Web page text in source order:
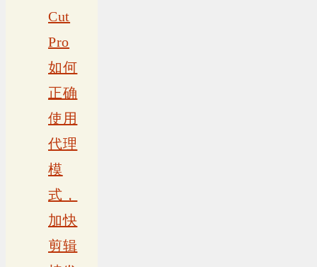
Cut
Pro
如何
正确
使用
代理
模
式，
加快
剪辑